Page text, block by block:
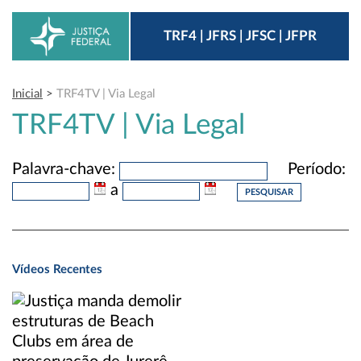
TRF4 | JFRS | JFSC | JFPR
Inicial > TRF4TV | Via Legal
TRF4TV | Via Legal
Palavra-chave:
Período:
a
Vídeos Recentes